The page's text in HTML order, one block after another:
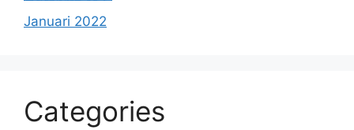
Januari 2022
Categories